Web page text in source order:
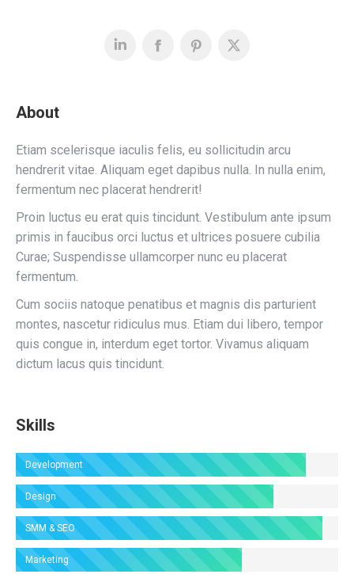
About
Etiam scelerisque iaculis felis, eu sollicitudin arcu
hendrerit vitae. Aliquam eget dapibus nulla. In nulla enim,
fermentum nec placerat hendrerit!
Proin luctus eu erat quis tincidunt. Vestibulum ante ipsum
primis in faucibus orci luctus et ultrices posuere cubilia
Curae; Suspendisse ullamcorper nunc eu placerat
fermentum.
Cum sociis natoque penatibus et magnis dis parturient
montes, nascetur ridiculus mus. Etiam dui libero, tempor
quis congue in, interdum eget tortor. Vivamus aliquam
dictum lacus quis tincidunt.
Skills
Development
Design
SMM & SEO
Marketing